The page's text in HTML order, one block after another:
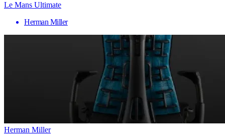
Le Mans Ultimate
Herman Miller
Herman Miller